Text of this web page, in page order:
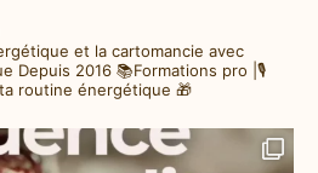
et la cartomancie avec
Depuis 2016 📚Formations pro |🎙️
routine énergétique 🎁